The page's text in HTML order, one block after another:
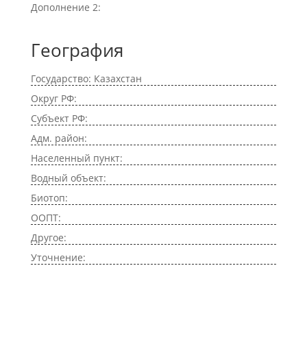
Дополнение 2:
География
Государство: Казахстан
Округ РФ:
Субъект РФ:
Адм. район:
Населенный пункт:
Водный объект:
Биотоп:
ООПТ:
Другое:
Уточнение: